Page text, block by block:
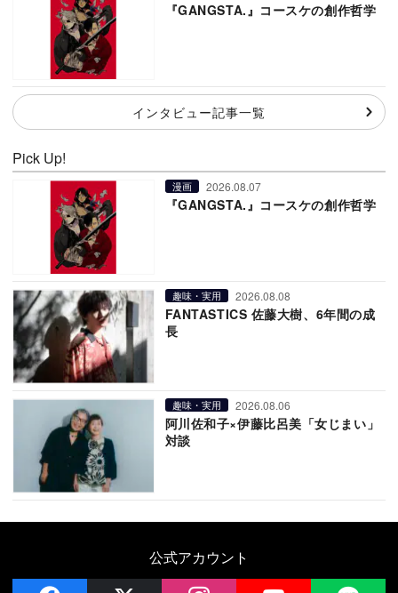
『GANGSTA.』コースケの創作哲学
インタビュー記事一覧
Pick Up!
漫画 2026.08.07
『GANGSTA.』コースケの創作哲学
趣味・実用 2026.08.08
FANTASTICS 佐藤大樹、6年間の成
長
趣味・実用 2026.08.06
阿川佐和子×伊藤比呂美「女じまい」
対談
公式アカウント